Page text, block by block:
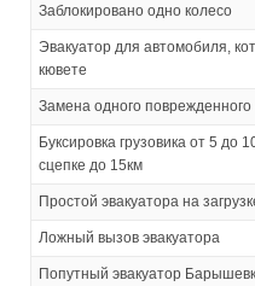
Заблокировано одно колесо
Эвакуатор для автомобиля,
кювете
Замена одного поврежденного
Буксировка грузовика от 5 до
сцепке до 15км
Простой эвакуатора на
Ложный вызов эвакуатора
Попутный эвакуатор